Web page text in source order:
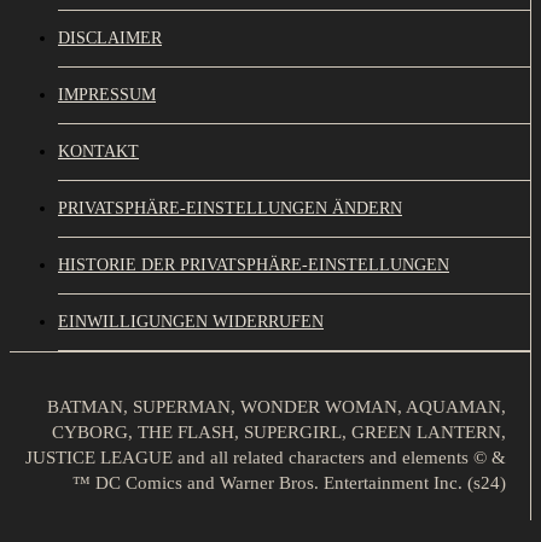
DISCLAIMER
IMPRESSUM
KONTAKT
PRIVATSPHÄRE-EINSTELLUNGEN ÄNDERN
HISTORIE DER PRIVATSPHÄRE-EINSTELLUNGEN
EINWILLIGUNGEN WIDERRUFEN
BATMAN, SUPERMAN, WONDER WOMAN, AQUAMAN,
CYBORG, THE FLASH, SUPERGIRL, GREEN LANTERN,
JUSTICE LEAGUE and all related characters and elements © &
™ DC Comics and Warner Bros. Entertainment Inc. (s24)